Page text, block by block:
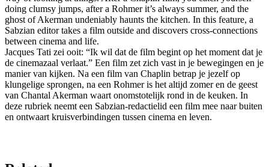
doing clumsy jumps, after a Rohmer it’s always summer, and the
ghost of Akerman undeniably haunts the kitchen. In this feature, a
Sabzian editor takes a film outside and discovers cross-connections
between cinema and life.
Jacques Tati zei ooit: “Ik wil dat de film begint op het moment dat je
de cinemazaal verlaat.” Een film zet zich vast in je bewegingen en je
manier van kijken. Na een film van Chaplin betrap je jezelf op
klungelige sprongen, na een Rohmer is het altijd zomer en de geest
van Chantal Akerman waart onomstotelijk rond in de keuken. In
deze rubriek neemt een Sabzian-redactielid een film mee naar buiten
en ontwaart kruisverbindingen tussen cinema en leven.